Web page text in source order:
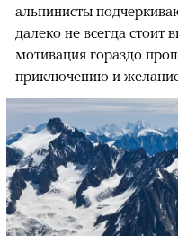
альпинисты
далеко не всегда стоит
мотивация гораздо
приключению и